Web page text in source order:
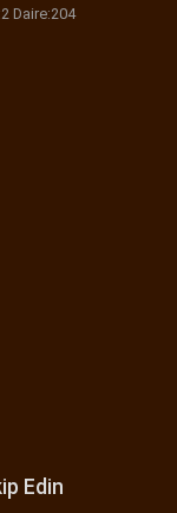
Daire:204
Edin